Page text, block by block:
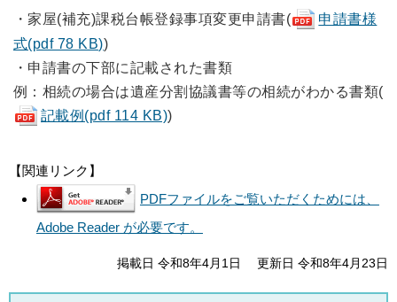
・家屋(補充)課税台帳登録事項変更申請書(
申請書様
式(pdf 78 KB))
・申請書の下部に記載された書類
例：相続の場合は遺産分割協議書等の相続がわかる書類(
記載例(pdf 114 KB))
【関連リンク】
PDFファイルをご覧いただくためには、
Adobe Reader が必要です。
掲載日 令和8年4月1日 更新日 令和8年4月23日